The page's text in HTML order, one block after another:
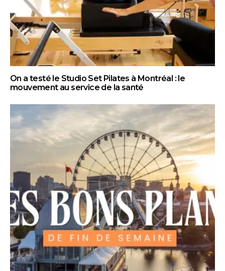
On a testé le Studio Set Pilates à Montréal : le
mouvement au service de la santé